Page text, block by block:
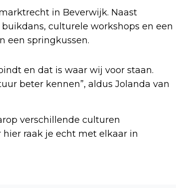
in Beverwijk. Naast
culturele workshops en een
een springkussen.
en dat is waar wij voor staan.
beter kennen”, aldus Jolanda van
verschillende culturen
raak je echt met elkaar in